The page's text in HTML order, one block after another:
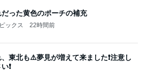
った黄色のポーチの補充
ックス 22時間前
東北も⚠️夢見が増えて来ました❗️注意し
❗️